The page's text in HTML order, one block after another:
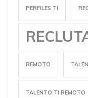
PERFILES TI
REMOTO
TALENTO TI REMOTO